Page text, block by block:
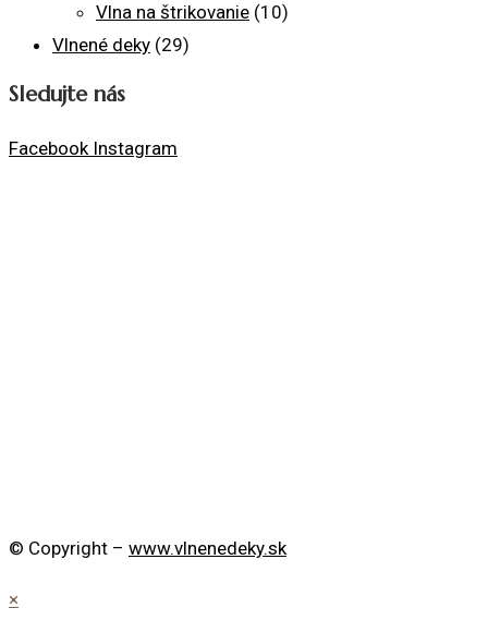
Vlna na štrikovanie (10)
Vlnené deky (29)
Sledujte nás
Facebook Instagram
© Copyright – www.vlnenedeky.sk
×